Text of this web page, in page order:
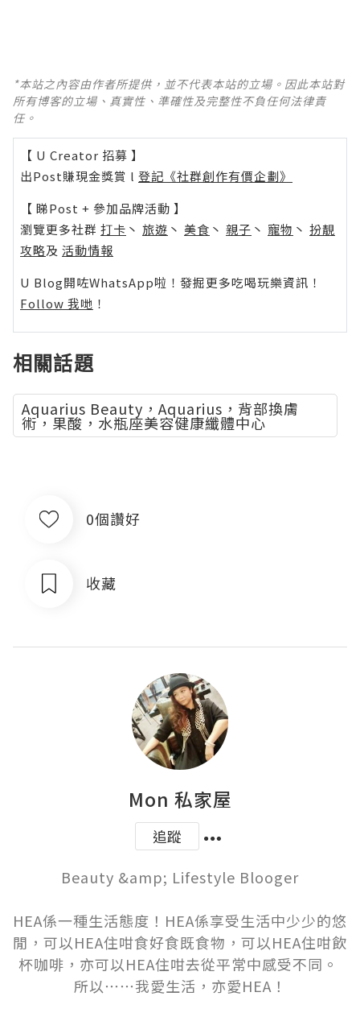
*本站之內容由作者所提供，並不代表本站的立場。因此本站對
所有博客的立場、真實性、準確性及完整性不負任何法律責
任。
【 U Creator 招募 】
出Post賺現金獎賞 l 登記《社群創作有價企劃》
【 睇Post + 參加品牌活動 】
瀏覽更多社群 打卡 丶 旅遊 丶 美食 丶 親子 丶 寵物 丶 扮靚
攻略及 活動情報
U Blog開咗WhatsApp啦！發掘更多吃喝玩樂資訊！
Follow 我哋 ！
相關話題
Aquarius Beauty，Aquarius，背部換膚
術，果酸，水瓶座美容健康纖體中心
0個讚好
收藏
Mon 私家屋
追蹤
Beauty &amp; Lifestyle Blooger
HEA係一種生活態度！HEA係享受生活中少少的悠
閒，可以HEA住咁食好食既食物，可以HEA住咁飲
杯咖啡，亦可以HEA住咁去從平常中感受不同。
所以⋯⋯我愛生活，亦愛HEA！